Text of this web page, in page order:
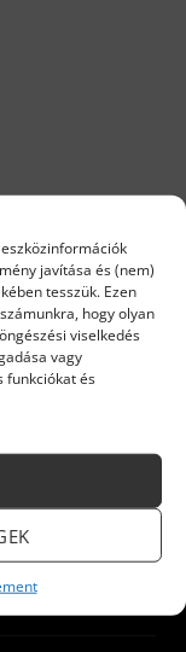
javítása és (nem)
tesszük. Ezen
hogy olyan
viselkedés
vagy
funkciókat és